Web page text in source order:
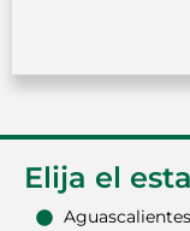
Elija el
Aguascalientes